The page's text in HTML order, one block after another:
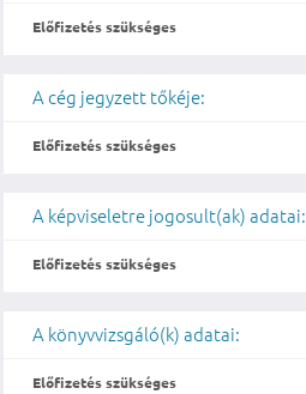
Előfizetés szükséges
A cég jegyzett tőkéje:
Előfizetés szükséges
A képviseletre jogosult(ak) adatai:
Előfizetés szükséges
A könyvvizsgáló(k) adatai:
Előfizetés szükséges